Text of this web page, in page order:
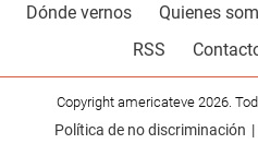
Dónde vernos Quienes
RSS
Copyright americateve 2026.
Política de no discriminación